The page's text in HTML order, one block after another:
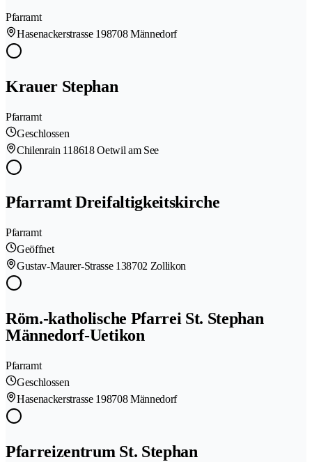
Pfarramt
Hasenackerstrasse 198708 Männedorf
Krauer Stephan
Pfarramt
Geschlossen
Chilenrain 118618 Oetwil am See
Pfarramt Dreifaltigkeitskirche
Pfarramt
Geöffnet
Gustav-Maurer-Strasse 138702 Zollikon
Röm.-katholische Pfarrei St. Stephan
Männedorf-Uetikon
Pfarramt
Geschlossen
Hasenackerstrasse 198708 Männedorf
Pfarreizentrum St. Stephan